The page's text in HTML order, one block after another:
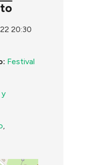
20:30
Festival
y